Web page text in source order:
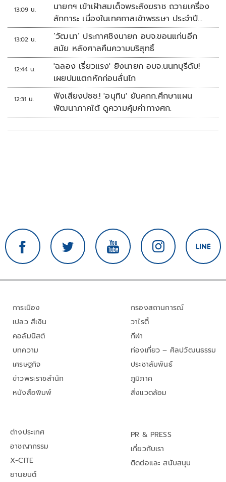
13:09 น.
นายกฯ เข้าเฝ้าสมเด็จพระสังฆราช ถวายเครื่อง
สักการะ เนื่องในเทศกาลเข้าพรรษา ประจำปี
2569
13:02 น.
‘วัฒนา’ ประกาศชิงนายก อบจ.ขอนแก่นอีก
สมัย หลังศาลคืนความบริสุทธิ์
12:44 น.
'ฉลอง เรี่ยวแรง' ยิงนายก อบจ.นนทบุรีดับ!
เผยปมแตกหักก่อนลั่นไก
12:31 น.
ฟังเสียงปชช.! 'อนุทิน' ยันคกก.ศึกษาแผน
พัฒนาภาคใต้ ดูความคุ้มค่าทางศก.
การเมือง
เปลว สีเงิน
คอลัมนิสต์
บทความ
เศรษฐกิจ
ข่าวพระราชสำนัก
หนังสือพิมพ์
กรองสถานการณ์
วาไรตี้
กีฬา
ท่องเที่ยว – ศิลปวัฒนธรรม
ประชาสัมพันธ์
ภูมิภาค
สิ่งแวดล้อม
ต่างประเทศ
อาชญากรรม
X-CITE
ยานยนต์
PR & PRESS
เกี่ยวกับเรา
ติดต่อและ สนับสนุน